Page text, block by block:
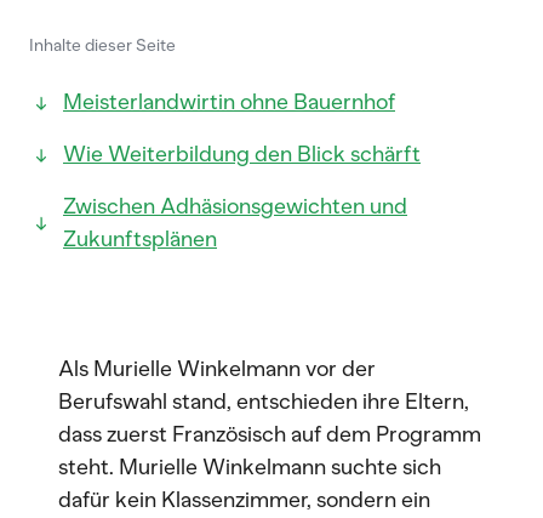
Inhalte dieser Seite
Meisterlandwirtin ohne Bauernhof
Wie Weiterbildung den Blick schärft
Zwischen Adhäsionsgewichten und
Zukunftsplänen
Als Murielle Winkelmann vor der
Berufswahl stand, entschieden ihre Eltern,
dass zuerst Französisch auf dem Programm
steht. Murielle Winkelmann suchte sich
dafür kein Klassenzimmer, sondern ein